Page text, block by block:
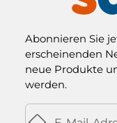
Abonnieren Sie
erscheinenden
neue Produkte
werden.
E-Mail-Adresse*